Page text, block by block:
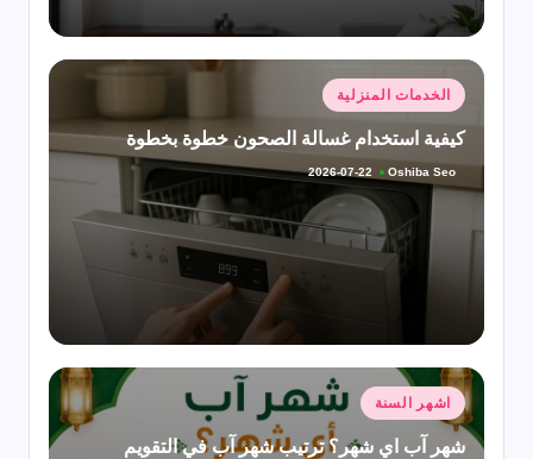
نُشرالخدمات المنزلية
كيفية استخدام غسالة الصحون خطوة بخطوة
تمّ
النشر
Oshiba Seo
2026-07-22
نُشر
في
اشهر السنة
شهر آب اي شهر؟ ترتيب شهر آب في التقويم